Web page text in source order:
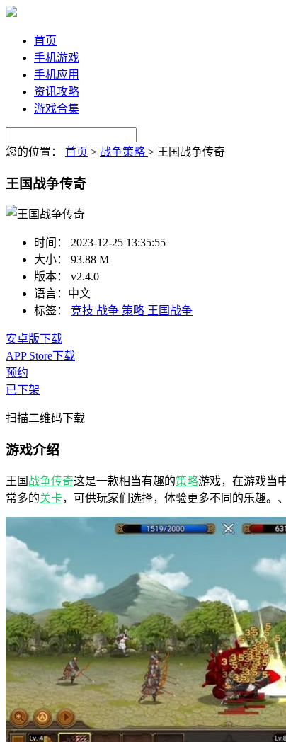
首页
手机游戏
手机应用
资讯攻略
游戏合集
您的位置： 首页 > 战争策略 > 王国战争传奇
王国战争传奇
时间：
2023-12-25 13:35:55
大小：
93.88 M
版本：
v2.4.0
语言： 中文
标签：
竞技 战争 策略 王国战争
安卓版下载
APP Store下载
预约
已下架
扫描二维码下载
游戏介绍
王国 战争传奇这是一款相当有趣的策略游戏，在游戏当
常多的关卡，可供玩家们选择，体验更多不同的乐趣。、